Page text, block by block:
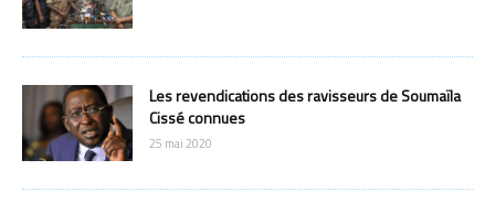
Les revendications des ravisseurs de Soumaïla
Cissé connues
25 mai 2020